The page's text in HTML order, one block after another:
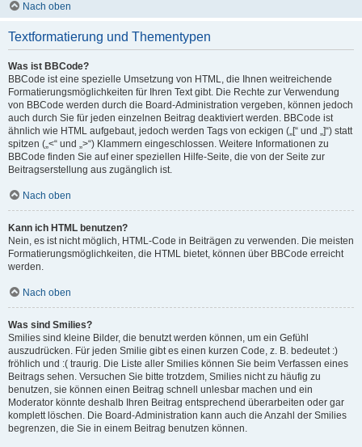
Nach oben
Textformatierung und Thementypen
Was ist BBCode?
BBCode ist eine spezielle Umsetzung von HTML, die Ihnen weitreichende
Formatierungsmöglichkeiten für Ihren Text gibt. Die Rechte zur Verwendung
von BBCode werden durch die Board-Administration vergeben, können jedoch
auch durch Sie für jeden einzelnen Beitrag deaktiviert werden. BBCode ist
ähnlich wie HTML aufgebaut, jedoch werden Tags von eckigen („[“ und „]“) statt
spitzen („<“ und „>“) Klammern eingeschlossen. Weitere Informationen zu
BBCode finden Sie auf einer speziellen Hilfe-Seite, die von der Seite zur
Beitragserstellung aus zugänglich ist.
Nach oben
Kann ich HTML benutzen?
Nein, es ist nicht möglich, HTML-Code in Beiträgen zu verwenden. Die meisten
Formatierungsmöglichkeiten, die HTML bietet, können über BBCode erreicht
werden.
Nach oben
Was sind Smilies?
Smilies sind kleine Bilder, die benutzt werden können, um ein Gefühl
auszudrücken. Für jeden Smilie gibt es einen kurzen Code, z. B. bedeutet :)
fröhlich und :( traurig. Die Liste aller Smilies können Sie beim Verfassen eines
Beitrags sehen. Versuchen Sie bitte trotzdem, Smilies nicht zu häufig zu
benutzen, sie können einen Beitrag schnell unlesbar machen und ein
Moderator könnte deshalb Ihren Beitrag entsprechend überarbeiten oder gar
komplett löschen. Die Board-Administration kann auch die Anzahl der Smilies
begrenzen, die Sie in einem Beitrag benutzen können.